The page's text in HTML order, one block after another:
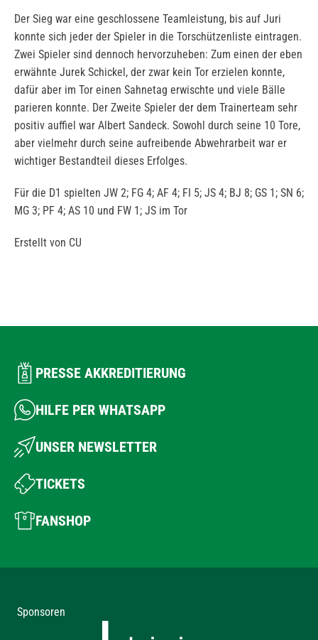
Der Sieg war eine geschlossene Teamleistung, bis auf Juri
konnte sich jeder der Spieler in die Torschützenliste eintragen.
Zwei Spieler sind dennoch hervorzuheben: Zum einen der eben
erwähnte Jurek Schickel, der zwar kein Tor erzielen konnte,
dafür aber im Tor einen Sahnetag erwischte und viele Bälle
parieren konnte. Der Zweite Spieler der dem Trainerteam sehr
positiv auffiel war Albert Sandeck. Sowohl durch seine 10 Tore,
aber vielmehr durch seine aufreibende Abwehrarbeit war er
wichtiger Bestandteil dieses Erfolges.
Für die D1 spielten JW 2; FG 4; AF 4; FI 5; JS 4; BJ 8; GS 1; SN 6;
MG 3; PF 4; AS 10 und FW 1; JS im Tor
Erstellt von CU
PRESSE AKKREDITIERUNG
HILFE PER WHATSAPP
UNSER NEWSLETTER
TICKETS
FANSHOP
Sponsoren